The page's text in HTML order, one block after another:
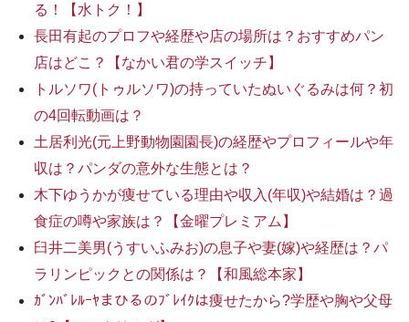
る！【水トク！】
長田有起のプロフや経歴や店の場所は？おすすめパン
店はどこ？【なかい君の学スイッチ】
トルソワ(トゥルソワ)の持っていたぬいぐるみは何？初
の4回転動画は？
土居利光(元上野動物園園長)の経歴やプロフィールや年
収は？パンダの意外な生態とは？
木下ゆうかが痩せている理由や収入(年収)や結婚は？過
食症の噂や家族は？【金曜プレミアム】
臼井二美男(うすいふみお)の息子や妻(嫁)や経歴は？パ
ラリンピックとの関係は？【和風総本家】
ｶﾞﾝﾊﾞﾚﾙｰﾔまひるのﾌﾞﾚｲｸは痩せたから?学歴や胸や父母